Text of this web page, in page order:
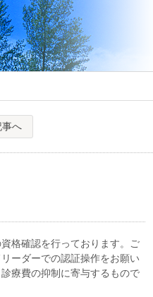
事へ
格確認を行っております。ご
ーダーでの認証操作をお願い
療費の抑制に寄与するもので